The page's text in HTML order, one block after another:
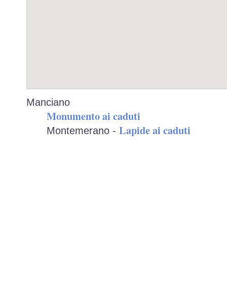
Manciano
Monumento ai caduti
Montemerano - Lapide ai caduti